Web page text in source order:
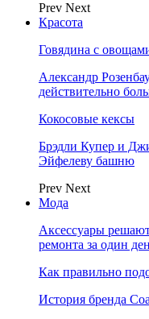
Prev Next
Красота
Говядина с
Александр
действительно
Кокосовые кексы
Брэдли Купер и
Эйфелеву башню
Prev Next
Мода
Аксессуары
ремонта за один
Как правильно
История бренда